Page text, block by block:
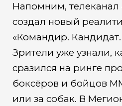
Напомним, телеканал
создал новый
«Командир. Кандидат.
Зрители уже узнали,
сразился на ринге
боксёров и бойцов
или за собак. В